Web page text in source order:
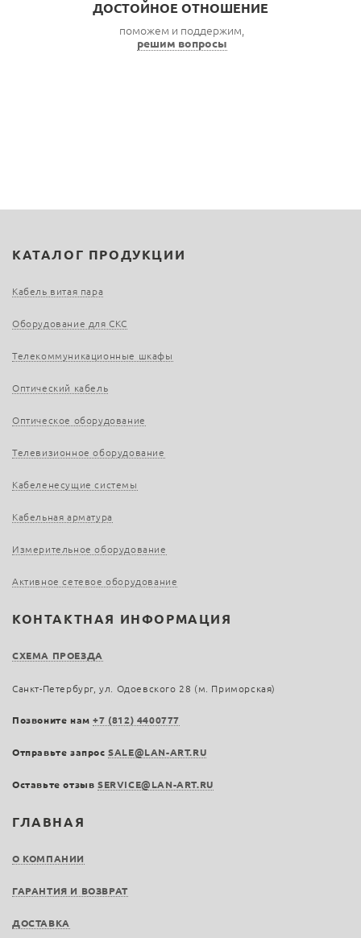
ДОСТОЙНОЕ ОТНОШЕНИЕ
поможем и поддержим,
решим вопросы
ГЛАВНАЯ
О КОМПАНИИ
ГАРАНТИЯ И ВОЗВРАТ
ДОСТАВКА
КАТАЛОГ ПРОДУКЦИИ
Кабель витая пара
Оборудование для СКС
Телекоммуникационные шкафы
Оптический кабель
Оптическое оборудование
Телевизионное оборудование
Кабеленесущие системы
Кабельная арматура
Измерительное оборудование
Активное сетевое оборудование
КОНТАКТНАЯ ИНФОРМАЦИЯ
СХЕМА ПРОЕЗДА
Санкт-Петербург, ул. Одоевского 28 (м. Приморская)
Позвоните нам+7 (812) 4400777
Отправьте запросSALE@LAN-ART.RU
Оставьте отзыв SERVICE@LAN-ART.RU